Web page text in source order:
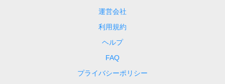
運営会社
利用規約
ヘルプ
FAQ
プライバシーポリシー